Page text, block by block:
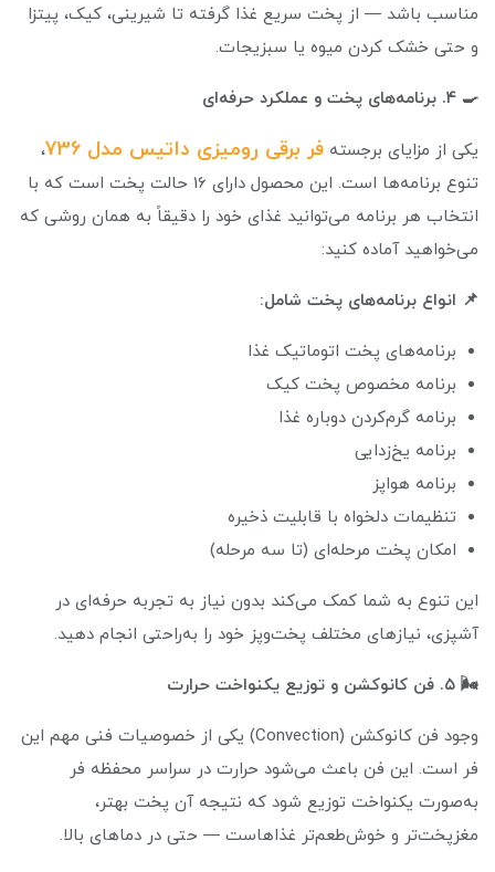
مناسب باشد — از پخت سریع غذا گرفته تا شیرینی، کیک، پیتزا
و حتی خشک کردن میوه یا سبزیجات.
🍳 ۴. برنامه‌های پخت و عملکرد حرفه‌ای
یکی از مزایای برجسته فر برقی رومیزی داتیس مدل 736
،
تنوع برنامه‌ها است. این محصول دارای 16 حالت پخت است که با
انتخاب هر برنامه می‌توانید غذای خود را دقیقاً به همان روشی که
می‌خواهید آماده کنید:
📌 انواع برنامه‌های پخت شامل:
برنامه‌های پخت اتوماتیک غذا
برنامه مخصوص پخت کیک
برنامه گرم‌کردن دوباره غذا
برنامه یخ‌زدایی
برنامه هواپز
تنظیمات دلخواه با قابلیت ذخیره
امکان پخت مرحله‌ای (تا سه مرحله)
این تنوع به شما کمک می‌کند بدون نیاز به تجربه حرفه‌ای در
آشپزی، نیازهای مختلف پخت‌وپز خود را به‌راحتی انجام دهید.
🌬️ ۵. فن کانوکشن و توزیع یکنواخت حرارت
وجود فن کانوکشن (Convection) یکی از خصوصیات فنی مهم این
فر است. این فن باعث می‌شود حرارت در سراسر محفظه فر
به‌صورت یکنواخت توزیع شود که نتیجه آن پخت بهتر،
مغزپخت‌تر و خوش‌طعم‌تر غذاهاست — حتی در دماهای بالا.